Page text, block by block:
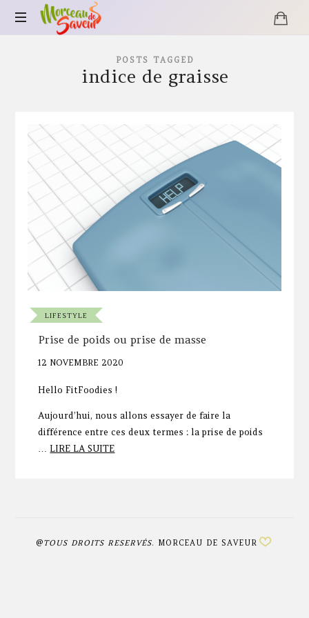
Morceau
Saveur
POSTS TAGGED
indice de graisse
LIFESTYLE
Prise de poids ou prise de masse
12 NOVEMBRE 2020
Hello FitFoodies !
Aujourd’hui, nous allons essayer de faire la
différence entre ces deux termes : la prise de poids
…LIRE LA SUITE
@TOUS DROITS RESERVÉS. MORCEAU DE SAVEUR